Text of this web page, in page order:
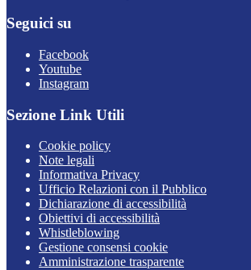
Seguici su
Facebook
Youtube
Instagram
Sezione Link Utili
Cookie policy
Note legali
Informativa Privacy
Ufficio Relazioni con il Pubblico
Dichiarazione di accessibilità
Obiettivi di accessibilità
Whistleblowing
Gestione consensi cookie
Amministrazione trasparente